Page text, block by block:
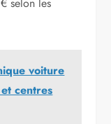
voiture
centres